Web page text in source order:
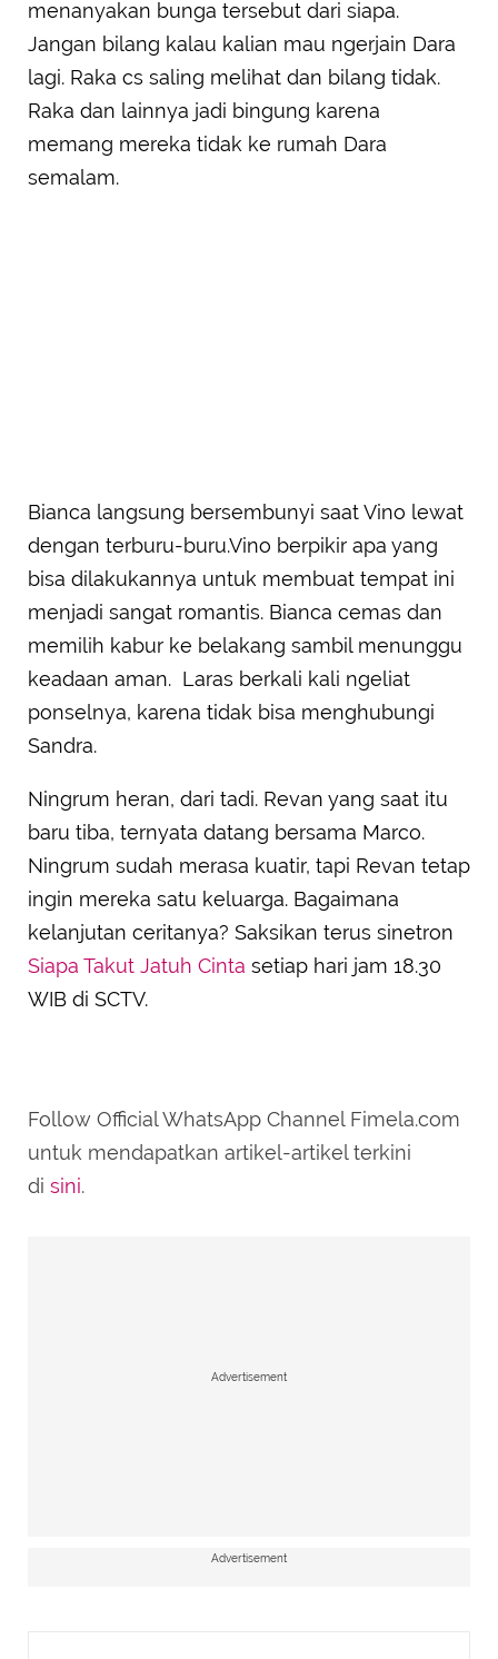
menanyakan bunga tersebut dari siapa.
Jangan bilang kalau kalian mau ngerjain Dara
lagi. Raka cs saling melihat dan bilang tidak.
Raka dan lainnya jadi bingung karena
memang mereka tidak ke rumah Dara
semalam.
Bianca langsung bersembunyi saat Vino lewat
dengan terburu-buru.Vino berpikir apa yang
bisa dilakukannya untuk membuat tempat ini
menjadi sangat romantis. Bianca cemas dan
memilih kabur ke belakang sambil menunggu
keadaan aman. Laras berkali kali ngeliat
ponselnya, karena tidak bisa menghubungi
Sandra.
Ningrum heran, dari tadi. Revan yang saat itu
baru tiba, ternyata datang bersama Marco.
Ningrum sudah merasa kuatir, tapi Revan tetap
ingin mereka satu keluarga. Bagaimana
kelanjutan ceritanya? Saksikan terus sinetron
Siapa Takut Jatuh Cinta setiap hari jam 18.30
WIB di SCTV.
Follow Official WhatsApp Channel Fimela.com
untuk mendapatkan artikel-artikel terkini
di sini.
Advertisement
Advertisement